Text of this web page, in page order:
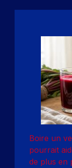
Boire un
pourrait
de plus en